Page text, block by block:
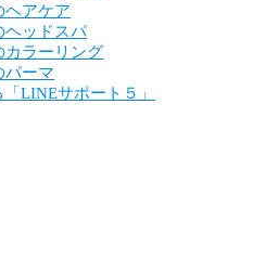
ヘアケア
ヘッドスパ
カラーリング
パーマ
LINEサポート５」